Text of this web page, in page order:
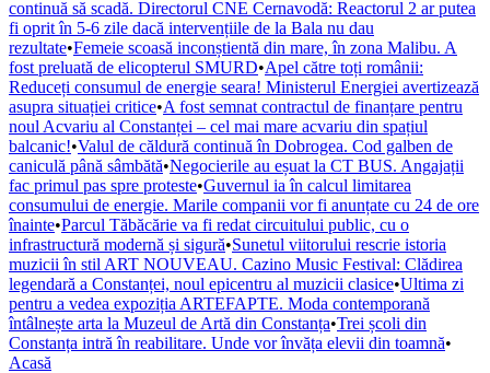
continuă să scadă. Directorul CNE Cernavodă: Reactorul 2 ar putea
fi oprit în 5-6 zile dacă intervențiile de la Bala nu dau
rezultate•Femeie scoasă inconștientă din mare, în zona Malibu. A
fost preluată de elicopterul SMURD•Apel către toți românii:
Reduceți consumul de energie seara! Ministerul Energiei avertizează
asupra situației critice•A fost semnat contractul de finanțare pentru
noul Acvariu al Constanței – cel mai mare acvariu din spațiul
balcanic!•Valul de căldură continuă în Dobrogea. Cod galben de
caniculă până sâmbătă•Negocierile au eșuat la CT BUS. Angajații
fac primul pas spre proteste•Guvernul ia în calcul limitarea
consumului de energie. Marile companii vor fi anunțate cu 24 de ore
înainte•Parcul Tăbăcărie va fi redat circuitului public, cu o
infrastructură modernă și sigură•Sunetul viitorului rescrie istoria
muzicii în stil ART NOUVEAU. Cazino Music Festival: Clădirea
legendară a Constanței, noul epicentru al muzicii clasice•Ultima zi
pentru a vedea expoziția ARTEFAPTE. Moda contemporană
întâlnește arta la Muzeul de Artă din Constanța•Trei școli din
Constanța intră în reabilitare. Unde vor învăța elevii din toamnă•
Acasă